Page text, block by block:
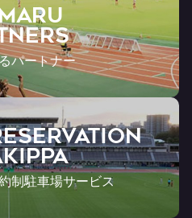
パートナー
制駐車場サービス